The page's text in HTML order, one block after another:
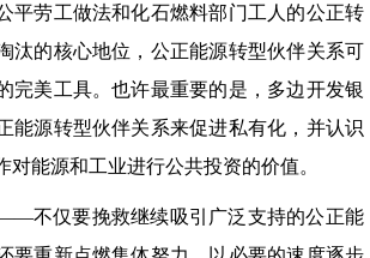
平劳工做法和化石燃料部门工人的公正转
汰的核心地位，公正能源转型伙伴关系可
完美工具。也许最重要的是，多边开发银
能源转型伙伴关系来促进私有化，并认识
对能源和工业进行公共投资的价值。
不仅要挽救继续吸引广泛支持的公正能